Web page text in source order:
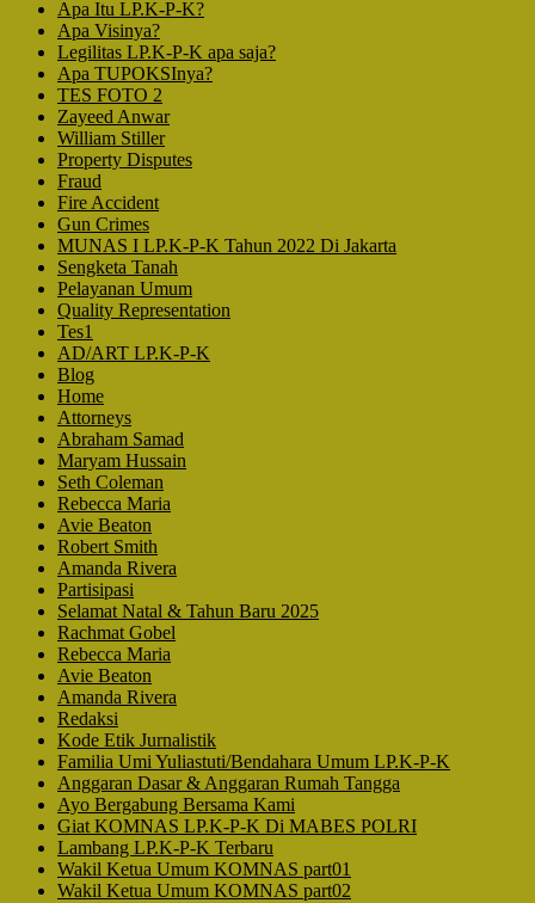
Apa Itu LP.K-P-K?
Apa Visinya?
Legilitas LP.K-P-K apa saja?
Apa TUPOKSInya?
TES FOTO 2
Zayeed Anwar
William Stiller
Property Disputes
Fraud
Fire Accident
Gun Crimes
MUNAS I LP.K-P-K Tahun 2022 Di Jakarta
Sengketa Tanah
Pelayanan Umum
Quality Representation
Tes1
AD/ART LP.K-P-K
Blog
Home
Attorneys
Abraham Samad
Maryam Hussain
Seth Coleman
Rebecca Maria
Avie Beaton
Robert Smith
Amanda Rivera
Partisipasi
Selamat Natal & Tahun Baru 2025
Rachmat Gobel
Rebecca Maria
Avie Beaton
Amanda Rivera
Redaksi
Kode Etik Jurnalistik
Familia Umi Yuliastuti/Bendahara Umum LP.K-P-K
Anggaran Dasar & Anggaran Rumah Tangga
Ayo Bergabung Bersama Kami
Giat KOMNAS LP.K-P-K Di MABES POLRI
Lambang LP.K-P-K Terbaru
Wakil Ketua Umum KOMNAS part01
Wakil Ketua Umum KOMNAS part02